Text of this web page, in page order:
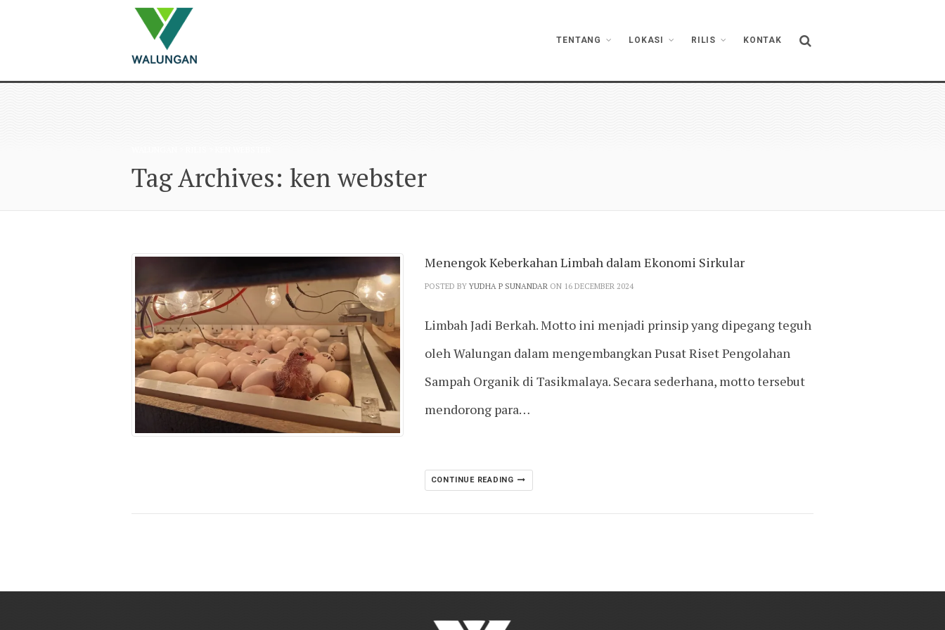
TENTANG LOKASI RILIS KONTAK
Tag Archives: ken webster
Menengok Keberkahan Limbah dalam Ekonomi Sirkular
POSTED BY YUDHA P SUNANDARON 16 DECEMBER 2024
Limbah Jadi Berkah. Motto ini menjadi prinsip yang dipegang teguh
oleh Walungan dalam mengembangkan Pusat Riset Pengolahan
Sampah Organik di Tasikmalaya. Secara sederhana, motto tersebut
mendorong para…
CONTINUE READING